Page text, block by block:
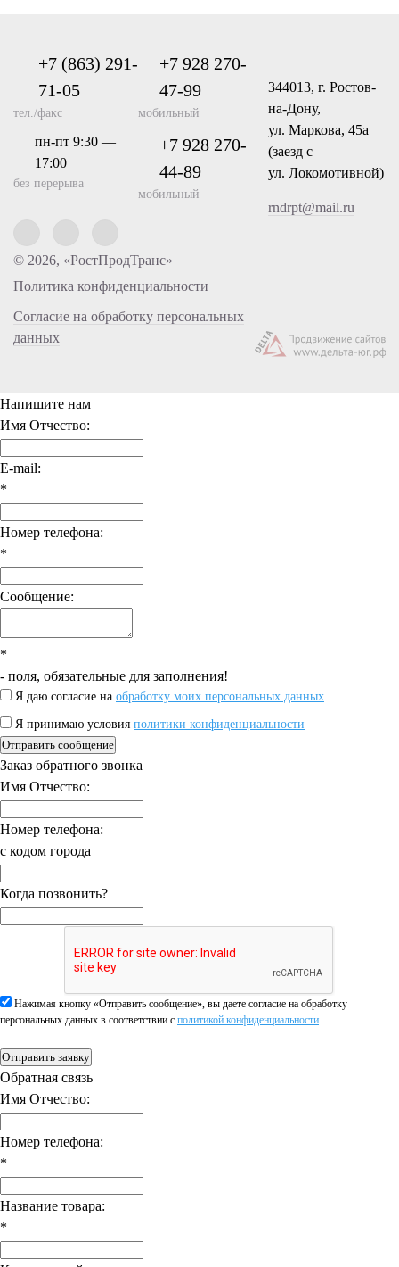
+7 (863) 291-
71-05
тел./факс
пн-пт 9:30 —
17:00
без перерыва
+7 928 270-
47-99
мобильный
+7 928 270-
44-89
мобильный
344013, г. Ростов-
на-Дону,
ул. Маркова, 45а
(заезд с
ул. Локомотивной)
rndrpt@mail.ru
© 2026, «РостПродТранс»
Политика конфиденциальности
Согласие на обработку персональных
данных
Напишите нам
Имя Отчество:
E-mail:
*
Номер телефона:
*
Сообщение:
*
- поля, обязательные для заполнения!
Я даю согласие на обработку моих персональных данных
Я принимаю условия политики конфиденциальности
Отправить сообщение
Заказ обратного звонка
Имя Отчество:
Номер телефона:
с кодом города
Когда позвонить?
Нажимая кнопку «Отправить сообщение», вы даете согласие на обработку
персональных данных в соответствии c политикой конфиденциальности
Отправить заявку
Обратная связь
Имя Отчество:
Номер телефона:
*
Название товара:
*